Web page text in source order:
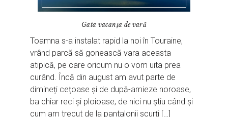
Gata vacanța de vară
Toamna s-a instalat rapid la noi în Touraine,
vrând parcă să gonească vara aceasta
atipică, pe care oricum nu o vom uita prea
curând. Încă din august am avut parte de
dimineți cețoase și de după-amieze noroase,
ba chiar reci și ploioase, de nici nu știu când și
cum am trecut de la pantalonii scurți […]